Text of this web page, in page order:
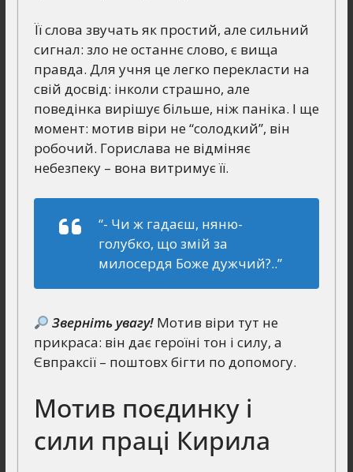
Її слова звучать як простий, але сильний
сигнал: зло не останнє слово, є вища
правда. Для учня це легко перекласти на
свій досвід: інколи страшно, але
поведінка вирішує більше, ніж паніка. І ще
момент: мотив віри не “солодкий”, він
робочий. Горислава не відміняє
небезпеку – вона витримує її.
“- Чи ж гадаєш, няню-
голубко, що змій за
милосердя Боже дужчий?..”
Зверніть увагу! Мотив віри тут не
прикраса: він дає героїні тон і силу, а
Євпраксії – поштовх бігти по допомогу.
Мотив поєдинку і
сили праці Кирила